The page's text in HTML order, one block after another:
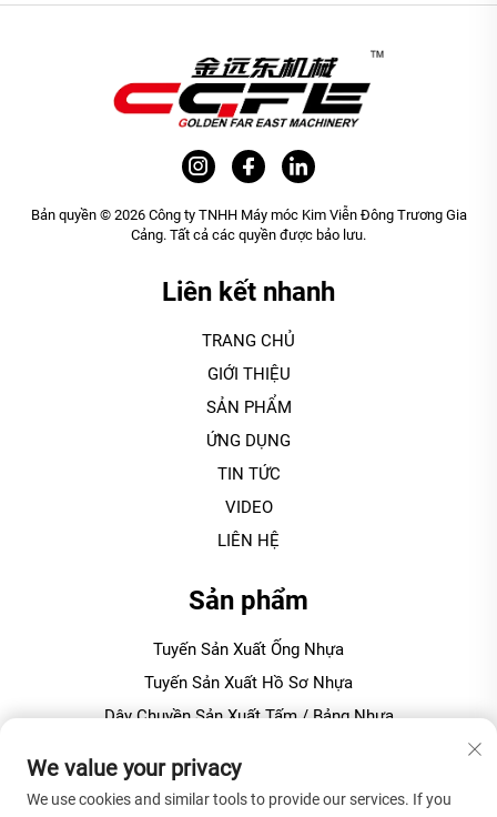
Bản quyền © 2026 Công ty TNHH Máy móc Kim Viễn Đông Trương Gia
Cảng. Tất cả các quyền được bảo lưu.
Liên kết nhanh
TRANG CHỦ
GIỚI THIỆU
SẢN PHẨM
ỨNG DỤNG
TIN TỨC
VIDEO
LIÊN HỆ
Sản phẩm
Tuyến Sản Xuất Ống Nhựa
Tuyến Sản Xuất Hồ Sơ Nhựa
Dây Chuyền Sản Xuất Tấm / Bảng Nhựa
VỀ CÔNG TY
We value your privacy
We use cookies and similar tools to provide our services. If you